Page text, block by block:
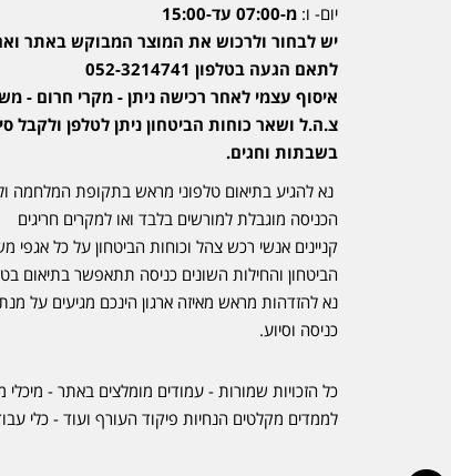
יום- ו: מ-07:00 עד-15:00
יש לבחור ולרכוש את המוצר המבוקש באתר
לתאם הגעה בטלפון 052-3214741
איסוף עצמי לאחר רכישה ניתן - מקרי חרום -
צ.ה.ל ושאר כוחות הביטחון ניתן לטלפן ולקבל
בשבתות וחגים.
נא להגיע בתיאום טלפוני מראש בתקופת המלחמה
הכניסה מוגבלת למורשים בלבד ואו למקרים חריגים
קניינים אנשי רכש צהל וכוחות הביטחון על כל אגפי
הביטחון והחילות השונים כניסה תתאפשר בתיאום
נא להזדהות מראש מאיזה ארגון הינכם מגיעים על
כניסה וסיוע.
כל הזכויות שמורות - עמודים מומלצים באתר -
לממדים מקלטים הנחיות פיקוד העורף ועוד - כלי